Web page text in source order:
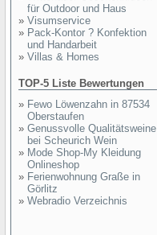
für Outdoor und Haus
» Visumservice
» Pack-Kontor ? Konfektion
und Handarbeit
» Villas & Homes
TOP-5 Liste Bewertungen
» Fewo Löwenzahn in 87534
Oberstaufen
» Genussvolle Qualitätsweine
bei Scheurich Wein
» Mode Shop-My Kleidung
Onlineshop
» Ferienwohnung Graße in
Görlitz
» Webradio Verzeichnis